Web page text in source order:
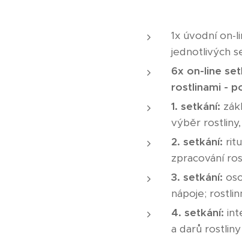
1x úvodní on-
jednotlivých
6x on-line
rostlinami -
1. setkání:
výběr
2. setkání:
zpracování
3. setkání:
nápoje;
4. setkání:
a darů rostliny